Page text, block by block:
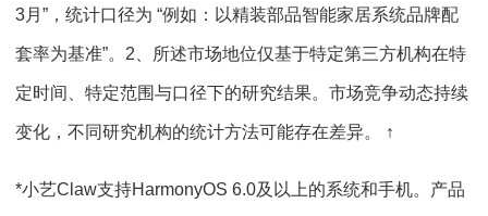
3月”，统计口径为 “例如：以精装部品智能家居系统品牌配
套率为基准”。2、所述市场地位仅基于特定第三方机构在特
定时间、特定范围与口径下的研究结果。市场竞争动态持续
变化，不同研究机构的统计方法可能存在差异。 ↑
*小艺Claw支持HarmonyOS 6.0及以上的系统和手机。产品